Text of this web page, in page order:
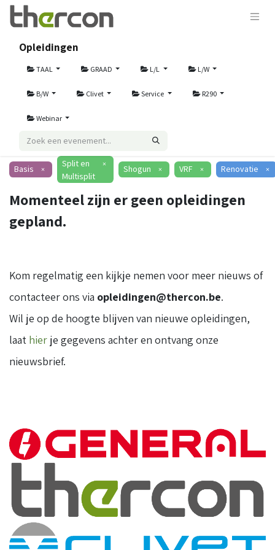
Opleidingen
TAAL GRAAD L/L L/W
B/W Clivet Service R290
Webinar
Basis ×
Split en
Multisplit
× Shogun × VRF × Renovatie ×
Momenteel zijn er geen opleidingen
gepland.
Kom regelmatig een kijkje nemen voor meer nieuws of
contacteer ons via opleidingen@thercon.be.
Wil je op de hoogte blijven van nieuwe opleidingen,
laat hier je gegevens achter en ontvang onze
nieuwsbrief.